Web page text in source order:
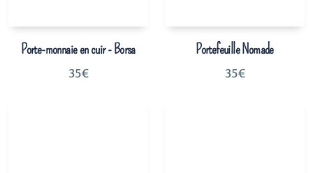
Porte-monnaie en cuir - Borsa
35€
Portefeuille Nomade
35€